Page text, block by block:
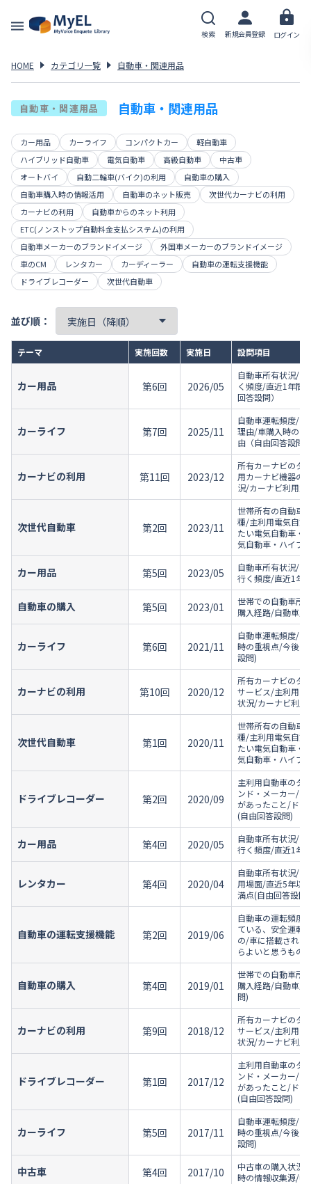
検索 新規会員登録 ログイン
HOME カテゴリ一覧 自動車・関連用品
自動車・関連用品 自動車・関連用品
カー用品 カーライフ コンパクトカー
軽自動車
ハイブリッド自動車
電気自動車 高級自動車
中古車
オートバイ
自動二輪車(バイク)の利用
自動車の購入
自動車購入時の情報活用
自動車のネット販売
次世代カーナビの利用
カーナビの利用
自動車からのネット利用
ETC(ノンストップ自動料金支払システム)の利用
自動車メーカーのブランドイメージ
外国車メーカーのブランドイメージ
車のCM
レンタカー カーディーラー
自動車の運転支援機能
ドライブレコーダー
次世代自動車
並び順：
テーマ 実施回数 実施日 設問項目
カー用品 第6回 2026/05
自動車所有状況/
く頻度/直近1年間
回答設問）
カーライフ 第7回 2025/11
自動車運転頻度/車
理由/車購入時の重
由（自由回答設問
カーナビの利用 第11回 2023/12
所有カーナビのタ
用カーナビ機器の
況/カーナビ利用意
次世代自動車 第2回 2023/11
世帯所有の自動車
種/主利用電気自動
たい電気自動車・
気自動車・ハイブ
カー用品 第5回 2023/05
自動車所有状況/
行く頻度/直近1年
自動車の購入 第5回 2023/01
世帯での自動車所
購入経路/自動車
カーライフ 第6回 2021/11
自動車運転頻度/
時の重視点/今後車
設問)
カーナビの利用 第10回 2020/12
所有カーナビのタ
サービス/主利用カ
状況/カーナビ利用
次世代自動車 第1回 2020/11
世帯所有の自動車
種/主利用電気自動
たい電気自動車・
気自動車・ハイブ
ドライブレコーダー 第2回 2020/09
主利用自動車のタ
ンド・メーカー/
があったこと/ドラ
(自由回答設問)
カー用品 第4回 2020/05
自動車所有状況/
行く頻度/直近1年
レンタカー 第4回 2020/04
自動車所有状況/レ
用場面/直近5年以
満点(自由回答設問)
自動車の運転支援機能 第2回 2019/06
自動車の運転頻度
ている、安全運転
の/車に搭載されて
らよいと思うもの(
自動車の購入 第4回 2019/01
世帯での自動車所
購入経路/自動車
問)
カーナビの利用 第9回 2018/12
所有カーナビのタ
サービス/主利用カ
状況/カーナビ利用
ドライブレコーダー 第1回 2017/12
主利用自動車のタ
ンド・メーカー/
があったこと/ドラ
(自由回答設問)
カーライフ 第5回 2017/11
自動車運転頻度/
時の重視点/今後車
設問)
中古車 第4回 2017/10
中古車の購入状況
時の情報収集源/中